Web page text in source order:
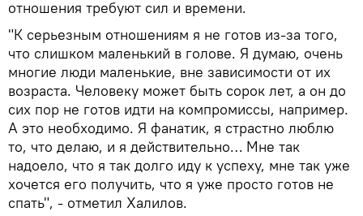
отношения требуют сил и времени.
"К серьезным отношениям я не готов из-за того,
что слишком маленький в голове. Я думаю, очень
многие люди маленькие, вне зависимости от их
возраста. Человеку может быть сорок лет, а он до
сих пор не готов идти на компромиссы, например.
А это необходимо. Я фанатик, я страстно люблю
то, что делаю, и я действительно… Мне так
надоело, что я так долго иду к успеху, мне так уже
хочется его получить, что я уже просто готов не
спать", - отметил Халилов.